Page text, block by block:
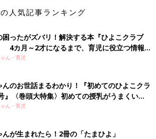
いちいちふたを開け閉めしなくてOK。取り
クレヨンを取り出しやすく、たくさんのクレ
しまえて便利です。今のところ3歳のわが
めと収納ができていますよ！
ファスナー」がパズルにシンデレ
人気記事ランキング
困ったがズバリ！解決する本『ひよこクラブ
4カ月～2才になるまで、育児に役立つ情報が
い！
ん・育児
んのお世話まるわかり！『初めてのひよこクラ
』〈巻頭大特集〉初めての授乳がうまくい
っぱい・ミルクの基本と夏のトラブル 解決テ
ん・育児
んが生まれたら！2冊の「たまひよ」